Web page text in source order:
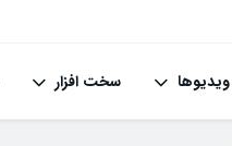
ویدیوها سخت افزار